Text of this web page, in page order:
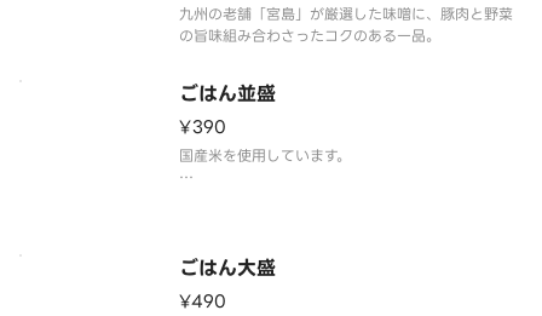
九州の老舗「宮島」が厳選した味噌に、豚肉と野菜
の旨味組み合わさったコクのある一品。
ごはん並盛
¥390
国産米を使用しています。
ごはん大盛
¥490